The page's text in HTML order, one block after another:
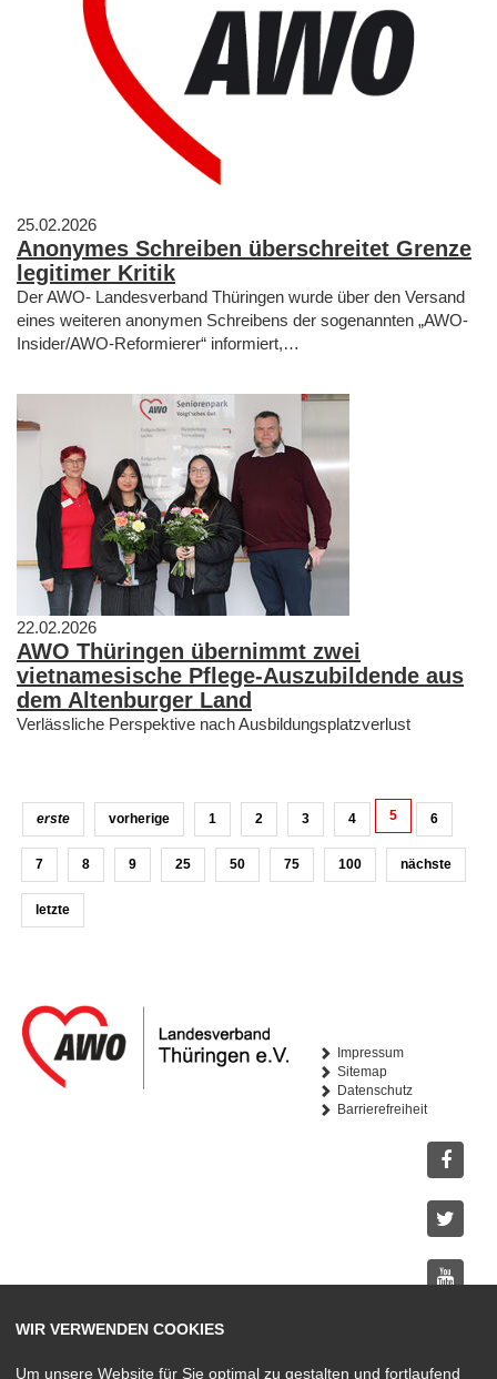
25.02.2026
Anonymes Schreiben überschreitet Grenze
legitimer Kritik
Der AWO- Landesverband Thüringen wurde über den Versand
eines weiteren anonymen Schreibens der sogenannten „AWO-
Insider/AWO-Reformierer“ informiert,…
22.02.2026
AWO Thüringen übernimmt zwei
vietnamesische Pflege-Auszubildende aus
dem Altenburger Land
Verlässliche Perspektive nach Ausbildungsplatzverlust
erste vorherige 1 2 3 4 5 6
7 8 9 25 50 75 100 nächste
letzte
Impressum
Sitemap
Datenschutz
Barrierefreiheit
WIR VERWENDEN COOKIES
Um unsere Website für Sie optimal zu gestalten und fortlaufend